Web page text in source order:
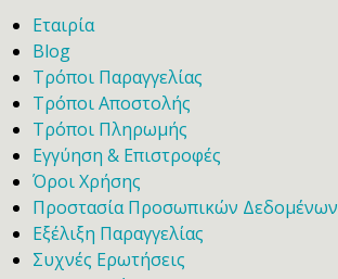
Εταιρία
Blog
Τρόποι Παραγγελίας
Τρόποι Αποστολής
Τρόποι Πληρωμής
Εγγύηση & Επιστροφές
Όροι Χρήσης
Προστασία Προσωπικών Δεδομένων
Εξέλιξη Παραγγελίας
Συχνές Ερωτήσεις